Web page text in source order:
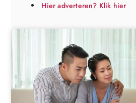
Hier adverteren? Klik hier